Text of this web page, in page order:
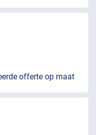
offerte op maat